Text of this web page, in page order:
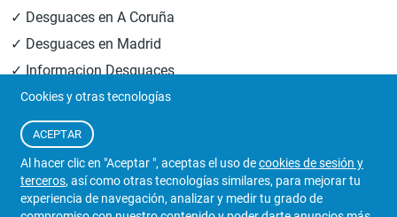
✓ Desguaces en A Coruña
✓ Desguaces en Madrid
✓ Informacion Desguaces
© 2026Central Desguaces Europiezas
reservados.
Cookies y otras tecnologías
ACEPTAR
Al hacer clic en "Aceptar ", aceptas el uso decookies de sesión y
terceros, así como otras tecnologías similares, para mejorar tu
experiencia de navegación, analizar y medir tu grado de